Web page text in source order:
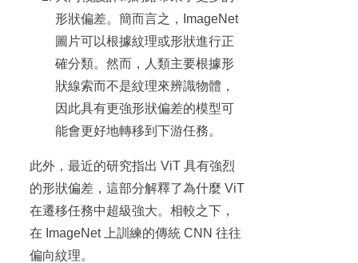
形狀偏差。簡而言之，ImageNet
圖片可以根據紋理或形狀進行正
確分類。然而，人類主要根據形
狀線索而不是紋理來辨識物體，
因此具有更強形狀偏差的模型可
能會更好地轉移到下游任務。
此外，最近的研究指出 ViT 具有強烈
的形狀偏差，這部分解釋了為什麼 ViT
在遷移任務中超級強大。相較之下，
在 ImageNet 上訓練的傳統 CNN 往往
偏向紋理。